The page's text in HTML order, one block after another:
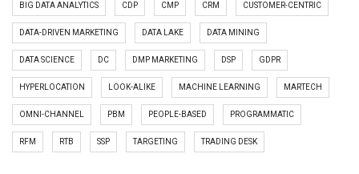
BIG DATA ANALYTICS CDP CMP CRM CUSTOMER-CENTRIC
DATA-DRIVEN MARKETING DATA LAKE DATA MINING
DATA SCIENCE DC DMP MARKETING DSP GDPR
HYPERLOCATION LOOK-ALIKE MACHINE LEARNING MARTECH
OMNI-CHANNEL PBM PEOPLE-BASED PROGRAMMATIC
RFM RTB SSP TARGETING TRADING DESK